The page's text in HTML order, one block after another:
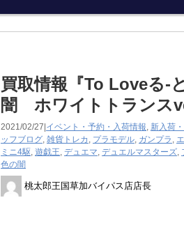
買取情報『To ​Loveる-
闇 ホワイトトランス
2021/02/27| イベント・予約・入荷情報, 新入荷
ッフブログ, 雑貨 トレカ , プラモデル, ガンプラ ,
ミニ4駆, 遊戯王, デュエマ, デュエルマスターズ,
色の闇
桃太郎王国草加バイパス店店長